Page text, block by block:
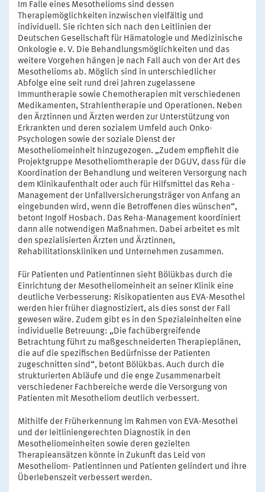
Im Falle eines Mesothelioms sind dessen
Therapiemöglichkeiten inzwischen vielfältig und
individuell. Sie richten sich nach den Leitlinien der
Deutschen Gesellschaft für Hämatologie und Medizinische
Onkologie e. V. Die Behandlungsmöglichkeiten und das
weitere Vorgehen hängen je nach Fall auch von der Art des
Mesothelioms ab. Möglich sind in unterschiedlicher
Abfolge eine seit rund drei Jahren zugelassene
Immuntherapie sowie Chemotherapien mit verschiedenen
Medikamenten, Strahlentherapie und Operationen. Neben
den Ärztinnen und Ärzten werden zur Unterstützung von
Erkrankten und deren sozialem Umfeld auch Onko-
Psychologen sowie der soziale Dienst der
Mesotheliomeinheit hinzugezogen. „Zudem empfiehlt die
Projektgruppe Mesotheliomtherapie der DGUV, dass für die
Koordination der Behandlung und weiteren Versorgung nach
dem Klinikaufenthalt oder auch für Hilfsmittel das Reha -
Management der Unfallversicherungsträger von Anfang an
eingebunden wird, wenn die Betroffenen dies wünschen“,
betont Ingolf Hosbach. Das Reha-Management koordiniert
dann alle notwendigen Maßnahmen. Dabei arbeitet es mit
den spezialisierten Ärzten und Ärztinnen,
Rehabilitationskliniken und Unternehmen zusammen.
Für Patienten und Patientinnen sieht Bölükbas durch die
Einrichtung der Mesotheliomeinheit an seiner Klinik eine
deutliche Verbesserung: Risikopatienten aus EVA-Mesothel
werden hier früher diagnostiziert, als dies sonst der Fall
gewesen wäre. Zudem gibt es in den Spezialeinheiten eine
individuelle Betreuung: „Die fachübergreifende
Betrachtung führt zu maßgeschneiderten Therapieplänen,
die auf die spezifischen Bedürfnisse der Patienten
zugeschnitten sind“, betont Bölükbas. Auch durch die
strukturierten Abläufe und die enge Zusammenarbeit
verschiedener Fachbereiche werde die Versorgung von
Patienten mit Mesotheliom deutlich verbessert.
Mithilfe der Früherkennung im Rahmen von EVA-Mesothel
und der leitliniengerechten Diagnostik in den
Mesotheliomeinheiten sowie deren gezielten
Therapieansätzen könnte in Zukunft das Leid von
Mesotheliom- Patientinnen und Patienten gelindert und ihre
Überlebenszeit verbessert werden.